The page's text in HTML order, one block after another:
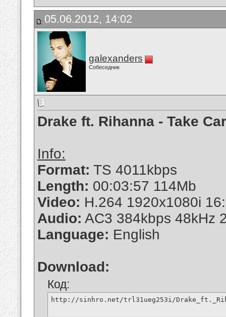
05.06.2012, 14:02
galexanders
Собеседник
Drake ft. Rihanna - Take
Info:
Format: TS 4011kbps
Length: 00:03:57 114Mb
Video: H.264 1920x1080i
Audio: AC3 384kbps 48kHz
Language: English
Download:
Код:
http://sinhro.net/trl31ueg253i/